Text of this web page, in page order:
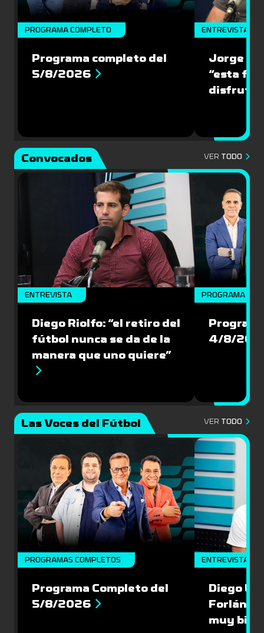
PROGRAMA COMPLETO
Programa completo del
5/8/2026
ENTREVISTA
Jorge
“esta
disfrute
Convocados VER TODO
ENTREVISTA
Diego Riolfo: “el retiro del
fútbol nunca se da de la
manera que uno quiere”
PROGRAMA
4/8/
Las Voces del Fútbol VER TODO
PROGRAMAS COMPLETOS
Programa Completo del
5/8/2026
ENTREVISTA
Diego
Forlán le
muy